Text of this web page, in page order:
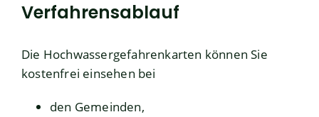
Verfahrensablauf
Die Hochwassergefahrenkarten können Sie
kostenfrei einsehen bei
den Gemeinden,